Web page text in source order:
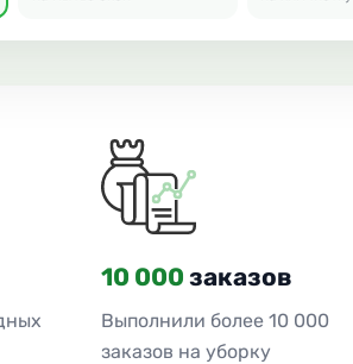
10 000 заказов
Выполнили более 10 000
заказов на уборку